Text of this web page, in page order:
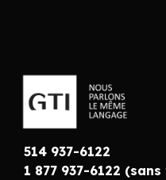
514 937-6122
1 877 937-6122